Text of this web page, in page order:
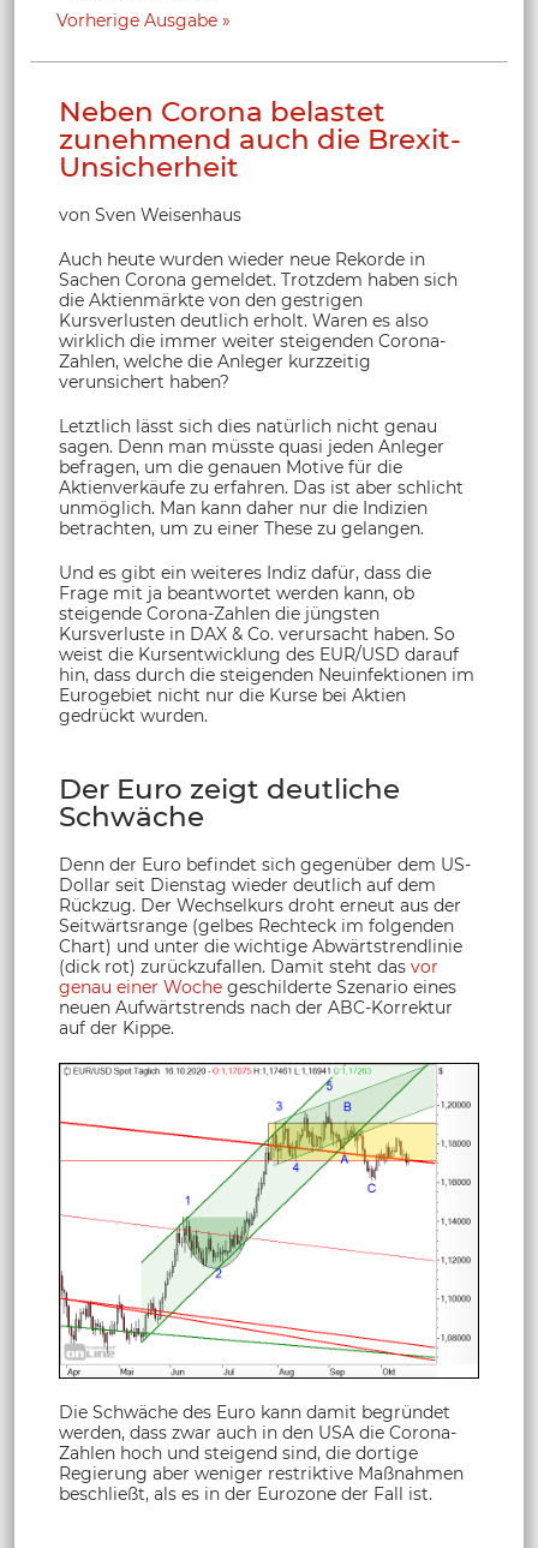
Vorherige Ausgabe
Neben Corona belastet
zunehmend auch die Brexit-
Unsicherheit
von Sven Weisenhaus
Auch heute wurden wieder neue Rekorde in
Sachen Corona gemeldet. Trotzdem haben sich
die Aktienmärkte von den gestrigen
Kursverlusten deutlich erholt. Waren es also
wirklich die immer weiter steigenden Corona-
Zahlen, welche die Anleger kurzzeitig
verunsichert haben?
Letztlich lässt sich dies natürlich nicht genau
sagen. Denn man müsste quasi jeden Anleger
befragen, um die genauen Motive für die
Aktienverkäufe zu erfahren. Das ist aber schlicht
unmöglich. Man kann daher nur die Indizien
betrachten, um zu einer These zu gelangen.
Und es gibt ein weiteres Indiz dafür, dass die
Frage mit ja beantwortet werden kann, ob
steigende Corona-Zahlen die jüngsten
Kursverluste in DAX & Co. verursacht haben. So
weist die Kursentwicklung des EUR/USD darauf
hin, dass durch die steigenden Neuinfektionen im
Eurogebiet nicht nur die Kurse bei Aktien
gedrückt wurden.
Der Euro zeigt deutliche
Schwäche
Denn der Euro befindet sich gegenüber dem US-
Dollar seit Dienstag wieder deutlich auf dem
Rückzug. Der Wechselkurs droht erneut aus der
Seitwärtsrange (gelbes Rechteck im folgenden
Chart) und unter die wichtige Abwärtstrendlinie
(dick rot) zurückzufallen. Damit steht das vor
genau einer Woche geschilderte Szenario eines
neuen Aufwärtstrends nach der ABC-Korrektur
auf der Kippe.
Die Schwäche des Euro kann damit begründet
werden, dass zwar auch in den USA die Corona-
Zahlen hoch und steigend sind, die dortige
Regierung aber weniger restriktive Maßnahmen
beschließt, als es in der Eurozone der Fall ist.